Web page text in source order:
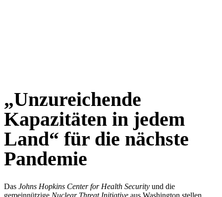
„Unzureichende
Kapazitäten in jedem
Land“ für die nächste
Pandemie
Das Johns Hopkins Center for Health Security und die
gemeinnützige Nuclear Threat Initiative aus Washington stellen